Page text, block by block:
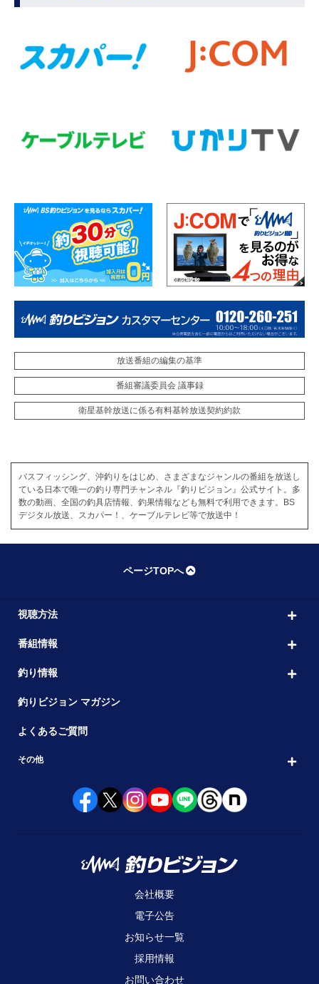
放送番組の編集の基準
番組審議委員会 議事録
衛星基幹放送に係る有料基幹放送契約約款
バスフィッシング、沖釣りをはじめ、さまざまなジャンルの番組を放送し
ている日本で唯一の釣り専門チャンネル『釣りビジョン』公式サイト。多
数の動画、全国の釣具店情報、釣果情報なども無料で利用できます。BS
デジタル放送、スカパー！、ケーブルテレビ等で放送中！
ページTOPへ
視聴方法
番組情報
釣り情報
釣りビジョン マガジン
よくあるご質問
その他
会社概要
電子公告
お知らせ一覧
採用情報
お問い合わせ